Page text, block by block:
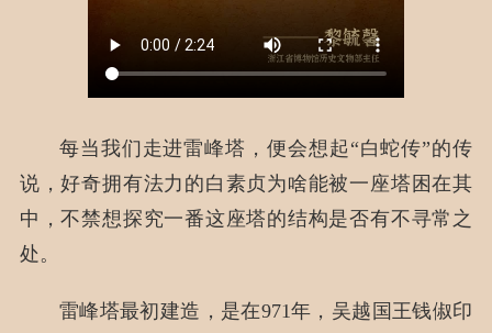
每当我们走进雷峰塔，便会想起“白蛇传”的传
说，好奇拥有法力的白素贞为啥能被一座塔困在其
中，不禁想探究一番这座塔的结构是否有不寻常之
处。
雷峰塔最初建造，是在971年，吴越国王钱俶印